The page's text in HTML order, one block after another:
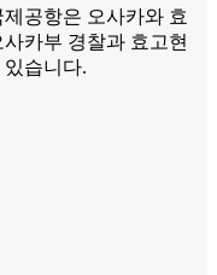
공항은 오사카와 효
카부 경찰과 효고현
습니다.